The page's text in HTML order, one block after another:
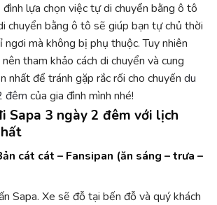
đình lựa chọn việc tự di chuyển bằng ô tô
chuyển bằng ô tô sẽ giúp bạn tự chủ thời
ngơi mà không bị phụ thuộc. Tuy nhiên
tham khảo cách di chuyển và cung
nhất để tránh gặp rắc rối cho chuyến du
đêm của gia đình mình nhé!
Sapa 3 ngày 2 đêm với lịch
cát cát – Fansipan (ăn sáng – trưa –
Sapa. Xe sẽ đỗ tại bến đỗ và quý khách